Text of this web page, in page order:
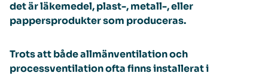
det är läkemedel, plast-, metall-, eller
pappersprodukter som produceras.
Trots att både allmänventilation och
processventilation ofta finns installerat i